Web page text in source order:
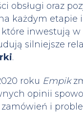
obsługi oraz
każdym etapie
które inwestują
silniejsze
.
roku Empik
opinii
i